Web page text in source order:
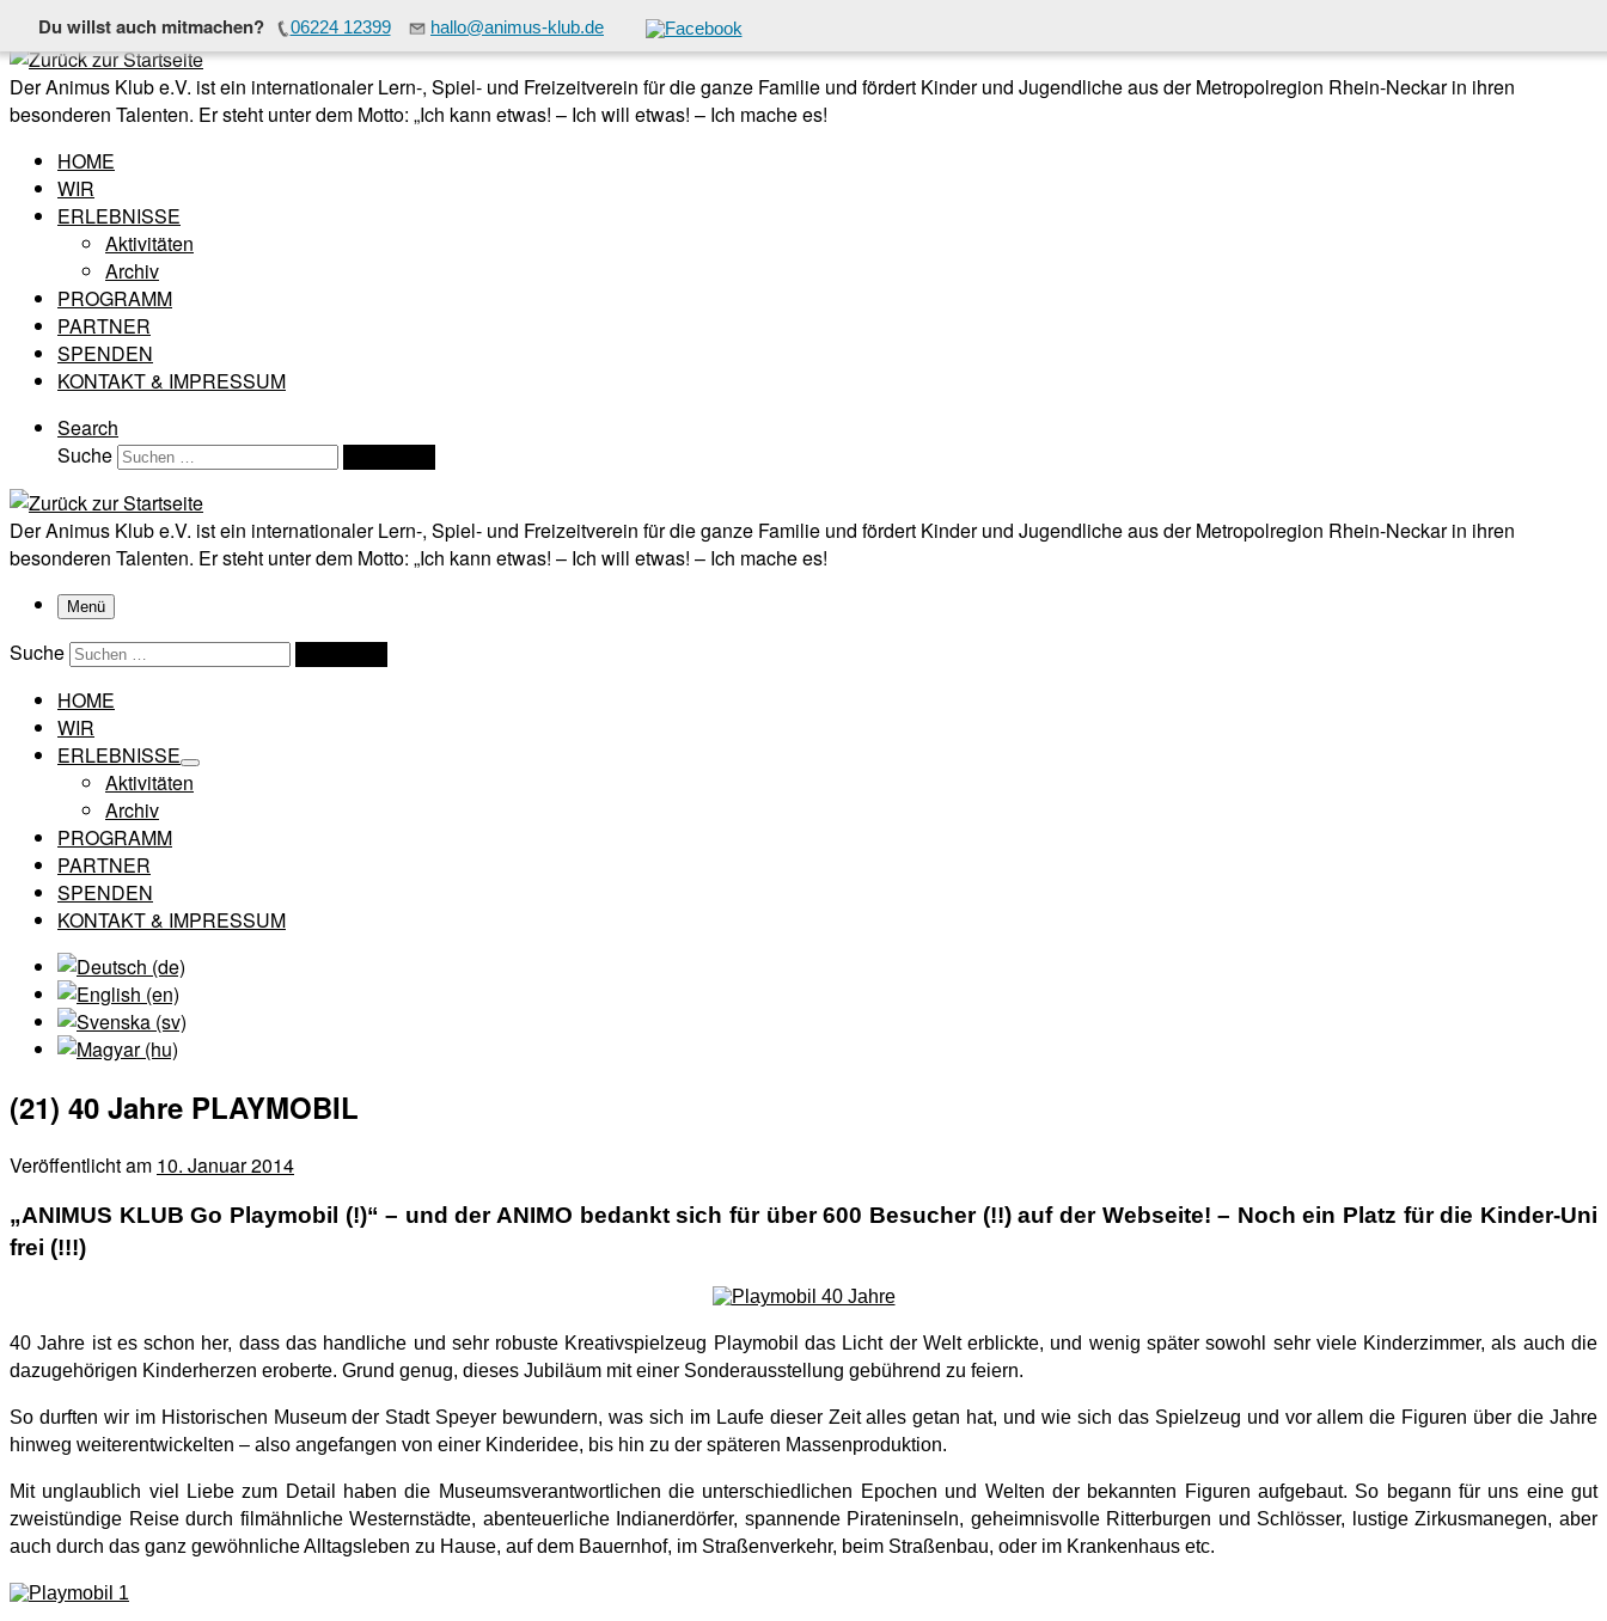
Du willst auch mitmachen? 06224 12399 hallo@animus-klub.de
Zum Inhalt springen
Der Animus Klub e.V. ist ein internationaler Lern-, Spiel- und Freizeitverein für die ganze Familie und fördert Kinder und Jugendliche aus der Metropolregion Rhein-Neckar in ihren
besonderen Talenten. Er steht unter dem Motto: „Ich kann etwas! – Ich will etwas! – Ich mache es!
HOME
WIR
ERLEBNISSE
Aktivitäten
Archiv
PROGRAMM
PARTNER
SPENDEN
KONTAKT & IMPRESSUM
Search
Suche
Der Animus Klub e.V. ist ein internationaler Lern-, Spiel- und Freizeitverein für die ganze Familie und fördert Kinder und Jugendliche aus der Metropolregion Rhein-Neckar in ihren
besonderen Talenten. Er steht unter dem Motto: „Ich kann etwas! – Ich will etwas! – Ich mache es!
Menü
Suche
HOME
WIR
ERLEBNISSE
Aktivitäten
Archiv
PROGRAMM
PARTNER
SPENDEN
KONTAKT & IMPRESSUM
(21) 40 Jahre PLAYMOBIL
Veröffentlicht am 10. Januar 2014
„ANIMUS KLUB Go Playmobil (!)“ – und der ANIMO bedankt sich für über 600 Besucher (!!) auf der Webseite! – Noch ein Platz für die Kinder-Uni
frei (!!!)
40 Jahre ist es schon her, dass das handliche und sehr robuste Kreativspielzeug Playmobil das Licht der Welt erblickte, und wenig später sowohl sehr viele Kinderzimmer, als auch die
dazugehörigen Kinderherzen eroberte. Grund genug, dieses Jubiläum mit einer Sonderausstellung gebührend zu feiern.
So durften wir im Historischen Museum der Stadt Speyer bewundern, was sich im Laufe dieser Zeit alles getan hat, und wie sich das Spielzeug und vor allem die Figuren über die Jahre
hinweg weiterentwickelten – also angefangen von einer Kinderidee, bis hin zu der späteren Massenproduktion.
Mit unglaublich viel Liebe zum Detail haben die Museumsverantwortlichen die unterschiedlichen Epochen und Welten der bekannten Figuren aufgebaut. So begann für uns eine gut
zweistündige Reise durch filmähnliche Westernstädte, abenteuerliche Indianerdörfer, spannende Pirateninseln, geheimnisvolle Ritterburgen und Schlösser, lustige Zirkusmanegen, aber
auch durch das ganz gewöhnliche Alltagsleben zu Hause, auf dem Bauernhof, im Straßenverkehr, beim Straßenbau, oder im Krankenhaus etc.